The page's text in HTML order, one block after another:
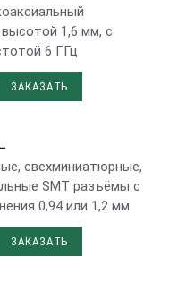
1,6 мм, с
6 ГГц
ЗАКАЗАТЬ
свехминиатюрные,
SMT разъёмы с
0,94 или 1,2 мм
ЗАКАЗАТЬ